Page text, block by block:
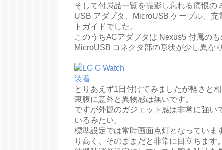
そして付属品一覧を撮影し忘れる痛恨の
USB アダプタ、MicroUSB ケーブル、
トガイドでした。
このうちACアダプタは Nexus5 付属の
MicroUSB コネクタ部の形状が少し異な
とりあえず1日付けてみましたが軽さと
裏腹に意外と異物感は無いです。
ですが外観のガジェット感は非常に強い
いるみたい。
標準設定では常時画面点灯となっていま
り高く、そのままだと非常に目立ちます